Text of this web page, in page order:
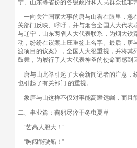
宁、山东等省份的各级政府和人民群众也
一向关注国家大事的唐与山看在眼里，急
关部门反映、呼吁，并与烟台全国人大代
与辽宁，山东两省人大代表联系，为烟大
动，纷纷在议案上庄重签上名字。最后，
渡项目的议案》，全国人大很重视，并将
鼓舞，为履行了人大代表神圣的使命而感到
唐与山此举引起了大会新闻记者的注意，
也引起了有关部门 的重视。
象唐与山这样不仅对事能高瞻远瞩，而且
二、事业篇：鞠躬尽瘁于冬虫夏草
“艺高人胆大！”
“胸阔能驶船！”